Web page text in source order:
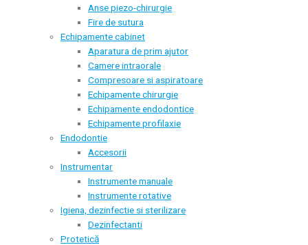
Anse piezo-chirurgie
Fire de sutura
Echipamente cabinet
Aparatura de prim ajutor
Camere intraorale
Compresoare si aspiratoare
Echipamente chirurgie
Echipamente endodontice
Echipamente profilaxie
Endodontie
Accesorii
Instrumentar
Instrumente manuale
Instrumente rotative
Igiena, dezinfectie si sterilizare
Dezinfectanti
Protetică